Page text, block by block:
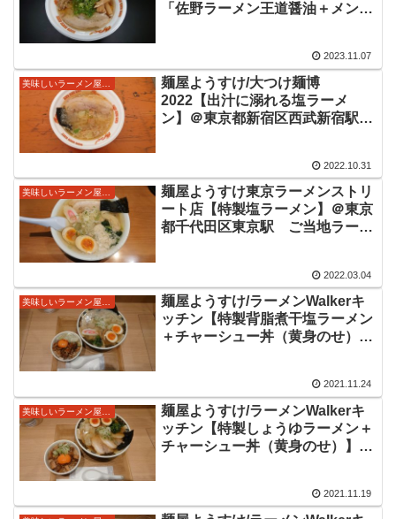
「佐野ラーメン王道醤油＋メンマ
公園にて開催中の催事。自家製麺
に旨味あるスープが美味しいラー
メンをいただきました。
2023.11.07
麺屋ようすけ/大つけ麺博
2022【出汁に溺れる塩ラーメ
ン】＠東京都新宿区西武新宿駅
旨味あるスープに、ようすけさん
と言えばの自家製の手打ち麺が美
味しいラーメンをいただきまし
た。
2022.10.31
美味しいラーメン屋さん
麺屋ようすけ東京ラーメンストリ
ート店【特製塩ラーメン】＠東京
都千代田区東京駅 ご当地ラーメ
佐野ラーメン店。ふくよかな旨味
のスープに自家製麺が美味しい一
杯をいただきました。
2022.03.04
麺屋ようすけ/ラーメンWalkerキ
ッチン【特製背脂煮干塩ラーメン
＋チャーシュー丼（黄身のせ）】
いう煮干の旨味プラスの美味しい
塩ラーメンをいただきました。
2021.11.24
麺屋ようすけ/ラーメンWalkerキ
ッチン【特製しょうゆラーメン＋
チャーシュー丼（黄身のせ）】＠
味溢れるスープに青竹手打ち麺が
2021.11.19